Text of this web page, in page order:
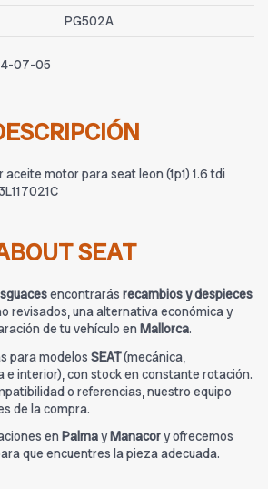
PG502A
07-05
motor para seat leon (1p1) 1.6 tdi
SEAT
encontrarás recambios y despieces
revisados, una alternativa económica y
de tu vehículo en Mallorca.
para modelos SEAT(mecánica,
e interior), con stock en constante rotación.
o referencias, nuestro equipo
de la compra.
en PalmayManacory ofrecemos
que encuentres la pieza adecuada.